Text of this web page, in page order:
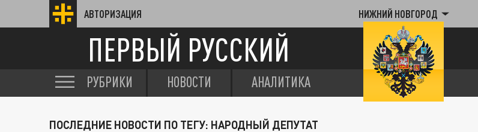
АВТОРИЗАЦИЯ НИЖНИЙ НОВГОРОД
ПЕРВЫЙ РУССКИЙ
РУБРИКИ НОВОСТИ АНАЛИТИКА
ПОСЛЕДНИЕ НОВОСТИ ПО ТЕГУ: НАРОДНЫЙ ДЕПУТАТ